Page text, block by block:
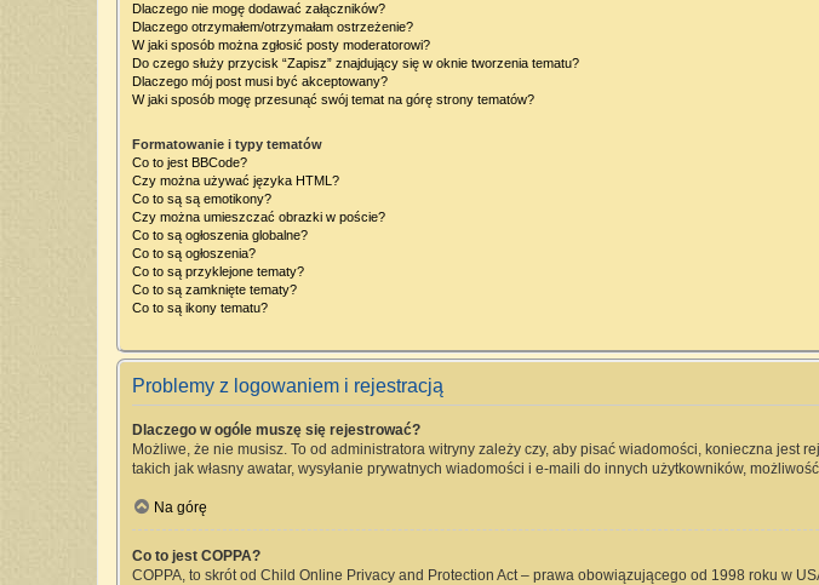
Dlaczego nie mogę dodawać załączników?
Dlaczego otrzymałem/otrzymałam ostrzeżenie?
W jaki sposób można zgłosić posty moderatorowi?
Do czego służy przycisk “Zapisz” znajdujący się w oknie tworzenia tematu?
Dlaczego mój post musi być akceptowany?
W jaki sposób mogę przesunąć swój temat na górę strony tematów?
Formatowanie i typy tematów
Co to jest BBCode?
Czy można używać języka HTML?
Co to są są emotikony?
Czy można umieszczać obrazki w poście?
Co to są ogłoszenia globalne?
Co to są ogłoszenia?
Co to są przyklejone tematy?
Co to są zamknięte tematy?
Co to są ikony tematu?
Problemy z logowaniem i rejestracją
Dlaczego w ogóle muszę się rejestrować?
Możliwe, że nie musisz. To od administratora witryny zależy czy, aby pisać wiadomości, konieczna
takich jak własny awatar, wysyłanie prywatnych wiadomości i e-maili do innych użytkowników,
Na górę
Co to jest COPPA?
COPPA, to skrót od Child Online Privacy and Protection Act – prawa obowiązującego od 1998 roku w